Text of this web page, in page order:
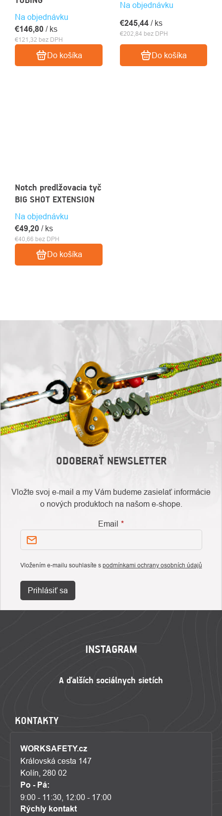
Na objednávku
€121,32 bez DPH
€146,80 / ks
Do košíka
Na objednávku
€202,84 bez DPH
€245,44 / ks
Do košíka
Notch predlžovacia tyč
BIG SHOT EXTENSION
Na objednávku
€40,66 bez DPH
€49,20 / ks
Do košíka
ODOBERAŤ NEWSLETTER
Vložte svoj e-mail a my Vám budeme zasielať informácie
o nových produktoch na našom e-shope.
Email
Vložením e-mailu souhlasíte s podmínkami ochrany osobních údajů
Prihlásiť sa
INSTAGRAM
KONTAKTY
WORKSAFETY.cz
Královská cesta 147
Kolín, 280 02
Po - Pá:
9:00 - 11:30, 12:00 - 17:00
Rýchly kontakt